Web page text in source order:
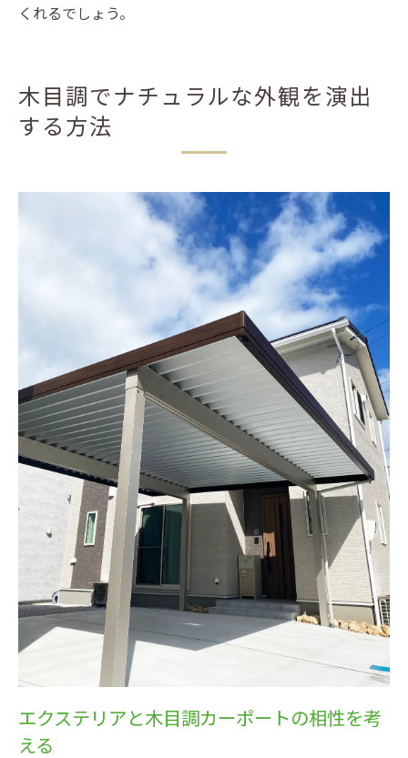
くれるでしょう。
木目調でナチュラルな外観を演出
する方法
エクステリアと木目調カーポートの相性を考
える